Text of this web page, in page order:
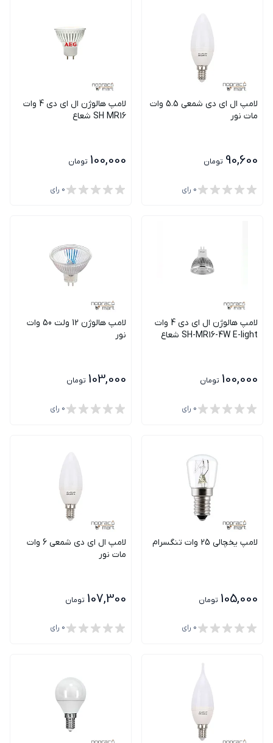
لامپ ال ای دی شمعی 5.5 وات
مات نور
90,600 تومان
0 رای
لامپ هالوژن ال ای دی 4 وات
SH MR16 شعاع
100,000 تومان
0 رای
لامپ هالوژن ال ای دی 4 وات
SH-MR16-4W E-light شعاع
100,000 تومان
0 رای
لامپ هالوژن 12 ولت 50 وات
نور
103,000 تومان
0 رای
لامپ یخچالی 25 وات تنگسرام
105,000 تومان
0 رای
لامپ ال ای دی شمعی 6 وات
مات نور
107,300 تومان
0 رای